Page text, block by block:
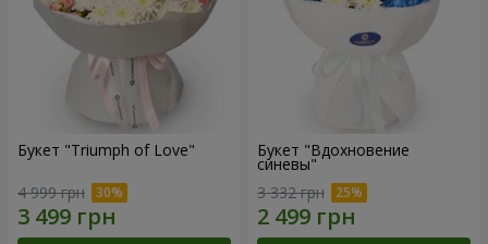
Букет "Triumph of Love"
4 999 грн
Букет "Вдохновение
синевы"
3 332 грн